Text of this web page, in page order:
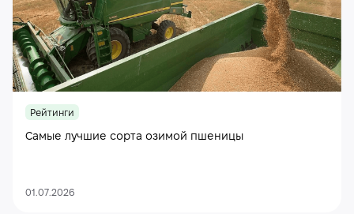
Рейтинги
Самые лучшие сорта озимой пшеницы
01.07.2026